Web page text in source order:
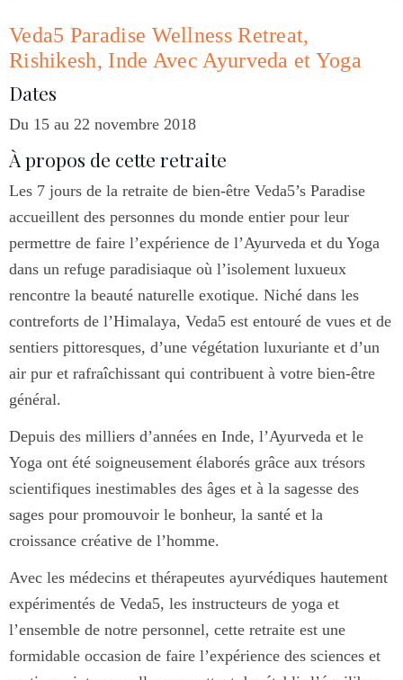
Veda5 Paradise Wellness Retreat,
Rishikesh, Inde Avec Ayurveda et Yoga
Dates
Du 15 au 22 novembre 2018
À propos de cette retraite
Les 7 jours de la retraite de bien-être Veda5’s Paradise
accueillent des personnes du monde entier pour leur
permettre de faire l’expérience de l’Ayurveda et du Yoga
dans un refuge paradisiaque où l’isolement luxueux
rencontre la beauté naturelle exotique. Niché dans les
contreforts de l’Himalaya, Veda5 est entouré de vues et de
sentiers pittoresques, d’une végétation luxuriante et d’un
air pur et rafraîchissant qui contribuent à votre bien-être
général.
Depuis des milliers d’années en Inde, l’Ayurveda et le
Yoga ont été soigneusement élaborés grâce aux trésors
scientifiques inestimables des âges et à la sagesse des
sages pour promouvoir le bonheur, la santé et la
croissance créative de l’homme.
Avec les médecins et thérapeutes ayurvédiques hautement
expérimentés de Veda5, les instructeurs de yoga et
l’ensemble de notre personnel, cette retraite est une
formidable occasion de faire l’expérience des sciences et